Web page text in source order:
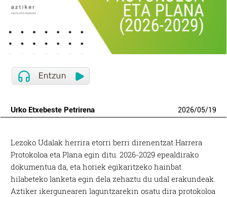
Urko Etxebeste Petrirena 2026/05/19
Lezoko Udalak herrira etorri berri direnentzat Harrera
Protokoloa eta Plana egin ditu. 2026-2029 epealdirako
dokumentua da, eta horiek egikaritzeko hainbat
hilabeteko lanketa egin dela zehaztu du udal erakundeak.
Aztiker ikergunearen laguntzarekin osatu dira protokoloa